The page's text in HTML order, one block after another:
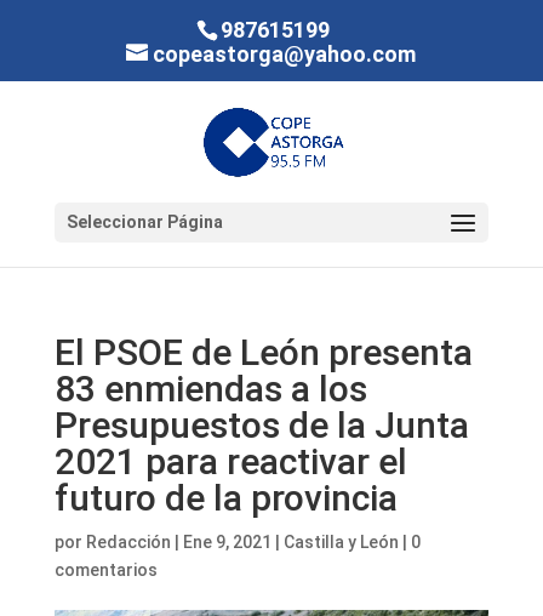
987615199
copeastorga@yahoo.com
Seleccionar Página
El PSOE de León presenta
83 enmiendas a los
Presupuestos de la Junta
2021 para reactivar el
futuro de la provincia
por Redacción Ene 9, 2021 Castilla y León
0
comentarios